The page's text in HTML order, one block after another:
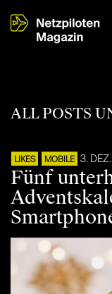
ALL POSTS
LIKES MOBILE 3.
Fünf